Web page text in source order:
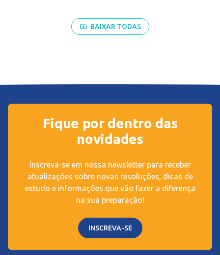
BAIXAR TODAS
Fique por dentro das
novidades
Inscreva-se em nossa newsletter para receber
atualizações sobre novas resoluções, dicas de
estudo e informações que vão fazer a diferença
na sua preparação!
INSCREVA-SE